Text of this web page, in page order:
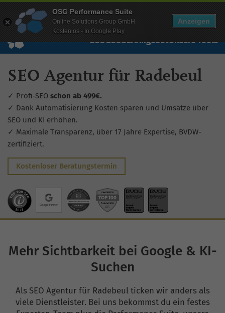
Wissen Free Checks Über uns Free Account
SEOGEOSEAAngebotUnsere Tools
SEO Agentur für Radebeul
✓ Profi-SEO schon ab 499€.
✓ Dank Automatisierung Kosten sparen und Umsätze über
SEO und KI erhöhen.
✓ Maximale Transparenz, über 17 Jahre Expertise, BVDW-
zertifiziert.
Kostenloser Beratungstermin
Mehr Sichtbarkeit bei Google & KI-
Suchen
Als SEO Agentur für Radebeul ticken wir anders als
viele Dienstleister. Bei uns bekommst du ein festes
OSG Performance Suite
Online Solutions Group GmbH
Kostenlos - In Google Play
Anzeigen